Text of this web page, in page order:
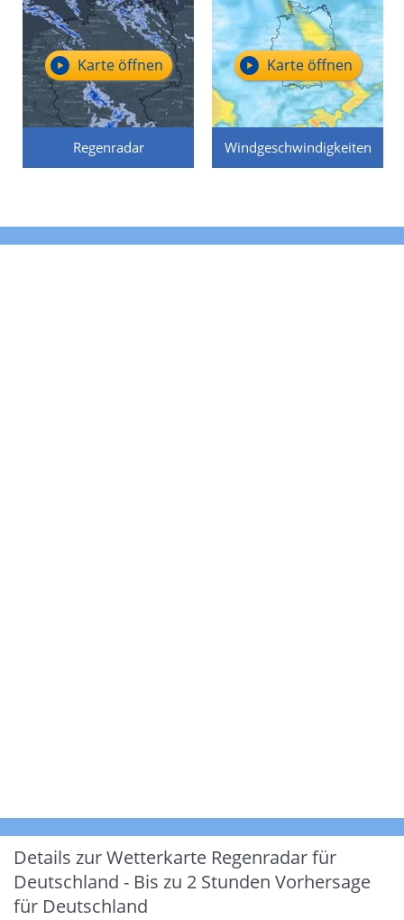
Regenradar
Karte öffnen
Windgeschwindigkeiten
Karte öffnen
Details zur Wetterkarte Regenradar für
Deutschland - Bis zu 2 Stunden Vorhersage
für Deutschland